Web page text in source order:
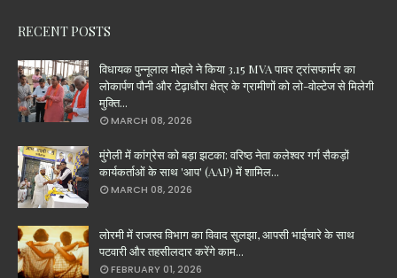
RECENT POSTS
विधायक पुन्नूलाल मोहले ने किया 3.15 MVA पावर ट्रांसफार्मर का
लोकार्पण पौनी और टेढ़ाधौरा क्षेत्र के ग्रामीणों को लो-वोल्टेज से मिलेगी
मुक्ति...
MARCH 08, 2026
मुंगेली में कांग्रेस को बड़ा झटका: वरिष्ठ नेता कलेश्वर गर्ग सैकड़ों
कार्यकर्ताओं के साथ 'आप' (AAP) में शामिल...
MARCH 08, 2026
लोरमी में राजस्व विभाग का विवाद सुलझा, आपसी भाईचारे के साथ
पटवारी और तहसीलदार करेंगे काम...
FEBRUARY 01, 2026